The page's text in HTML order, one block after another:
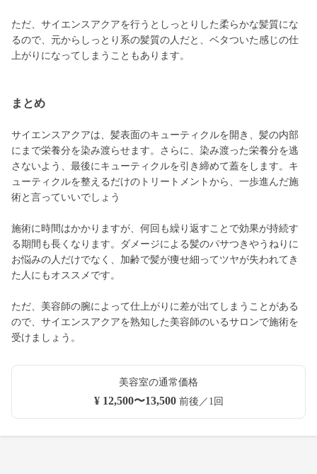
ただ、サイエンスアクアを行うとしっとりした柔らかな髪質にな
るので、元からしっとり系の髪質の人だと、ベタついた感じの仕
上がりになってしまうこともあります。
まとめ
サイエンスアクアは、髪表面のキューティクルを開き、髪の内部
にまで栄養分を染み渡らせます。さらに、染み渡った栄養分を逃
さないよう、最後にキューティクルを引き締めて蓋をします。キ
ューティクルを整えるだけのトリートメントから、一歩進んだ施
術と言っていいでしょう
施術に時間はかかりますが、何回も繰り返すことで効果が持続す
る期間も長くなります。ダメージによる髪のパサつきやうねりに
お悩みの人だけでなく、加齢で髪が痩せ細ってツヤが失われてき
た人にもオススメです。
ただ、美容師の腕によって仕上がりに差が出てしまうことがある
ので、サイエンスアクアを熟知した美容師のいるサロンで施術を
受けましょう。
美容室の通常価格
¥ 12,500〜13,500前後／1回